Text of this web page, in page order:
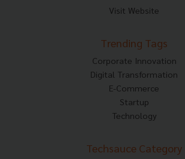
Visit Website
Trending Tags
Corporate Innovation
Digital Transformation
E-Commerce
Startup
Technology
Techsauce Category